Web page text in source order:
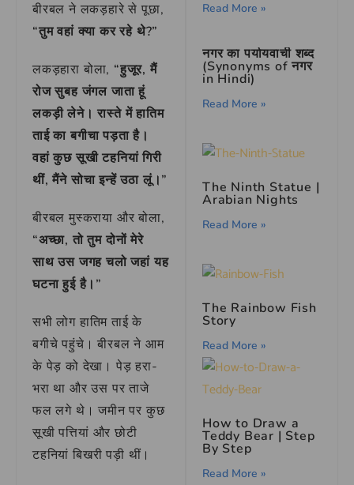
बीरबल ने लकड़हारे से पूछा,
“तुम वहां क्या कर रहे थे?”
लकड़हारा बोला, “हुजूर, मैं
रोज सुबह जंगल जाता हूं
लकड़ी लेने। रास्ते में हातिम
ताई का बगीचा पड़ता है।
वहां कुछ सूखी टहनियां गिरी
थीं, मैंने सोचा इन्हें उठा लूं।”
बीरबल मुस्कराया और बोला,
“अच्छा, तो तुम दोनों मेरे
साथ उस जगह चलो जहां यह
घटना हुई है।”
सभी लोग हातिम ताई के
बगीचे पहुंचे। बीरबल ने आम
के पेड़ को देखा। पेड़ हरा-
भरा था और उस पर ताजे
फल लगे थे। जमीन पर कुछ
सूखी पत्तियां और छोटी
टहनियां बिखरी पड़ी थीं।
Read More »
नगर का पर्यायवाची शब्द
(Synonyms of नगर
in Hindi)
Read More »
The Ninth Statue |
Arabian Nights
Read More »
The Rainbow Fish
Story
Read More »
How to Draw a
Teddy Bear | Step
By Step
Read More »